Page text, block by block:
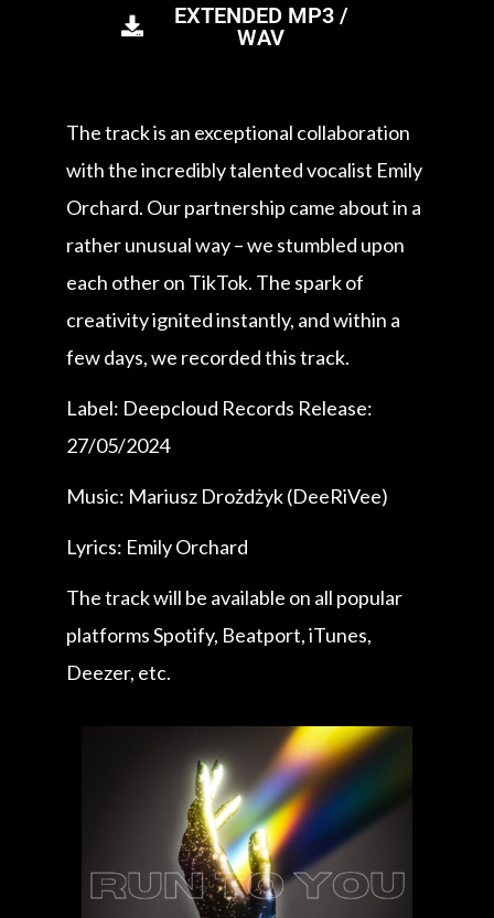
EXTENDED MP3 /
WAV
The track is an exceptional collaboration
with the incredibly talented vocalist Emily
Orchard. Our partnership came about in a
rather unusual way – we stumbled upon
each other on TikTok. The spark of
creativity ignited instantly, and within a
few days, we recorded this track.
Label: Deepcloud Records Release:
27/05/2024
Music: Mariusz Drożdżyk (DeeRiVee)
Lyrics: Emily Orchard
The track will be available on all popular
platforms Spotify, Beatport, iTunes,
Deezer, etc.